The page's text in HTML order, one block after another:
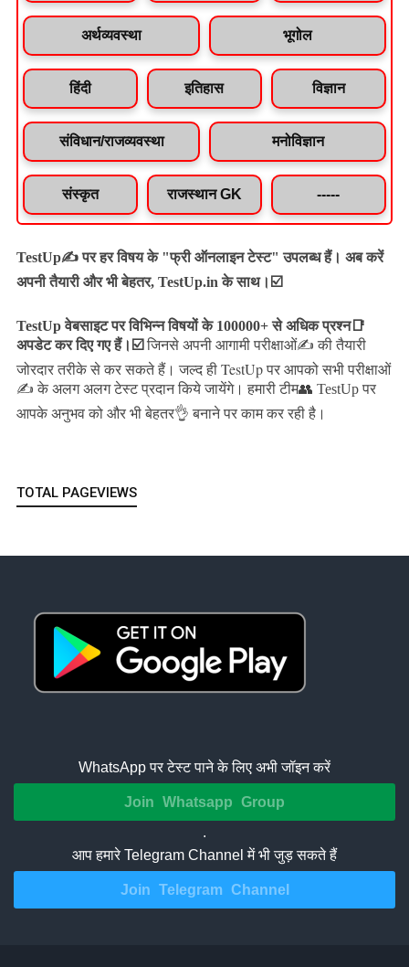
अर्थव्यवस्था भूगोल
हिंदी इतिहास विज्ञान
संविधान/राजव्यवस्था मनोविज्ञान
संस्कृत राजस्थान GK -----
TestUp✍️ पर हर विषय के "फ्री ऑनलाइन टेस्ट" उपलब्ध हैं। अब करें
अपनी तैयारी और भी बेहतर, TestUp.in के साथ।☑️
TestUp वेबसाइट पर विभिन्न विषयों के 100000+ से अधिक प्रश्न📑
अपडेट कर दिए गए हैं। ☑️ जिनसे अपनी आगामी परीक्षाओं✍️ की तैयारी
जोरदार तरीके से कर सकते हैं।जल्द ही TestUp पर आपको सभी परीक्षाओं
✍️ के अलग अलग टेस्ट प्रदान किये जायेंगे। हमारी टीम👥 TestUp पर
आपके अनुभव को और भी बेहतर👌 बनाने पर काम कर रही है।
TOTAL PAGEVIEWS
WhatsApp पर टेस्ट पाने के लिए अभी जॉइन करें
Join Whatsapp Group
.
आप हमारे Telegram Channel में भी जुड़ सकते हैं
Join Telegram Channel